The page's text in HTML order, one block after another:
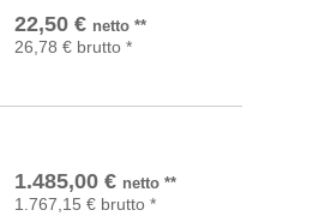
22,50 € netto**
26,78 € brutto *
In den Warenkorb
1.485,00 € netto**
1.767,15 € brutto *
In den Warenkorb